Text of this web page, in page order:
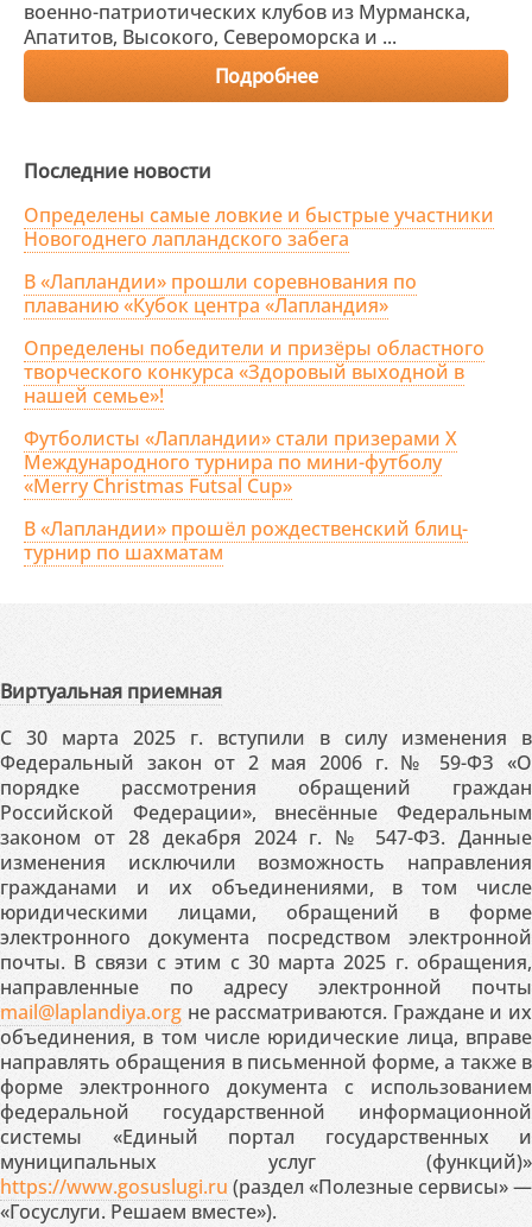
военно-патриотических клубов из Мурманска,
Апатитов, Высокого, Североморска и ...
Подробнее
Последние новости
Определены самые ловкие и быстрые участники
Новогоднего лапландского забега
В «Лапландии» прошли соревнования по
плаванию «Кубок центра «Лапландия»
Определены победители и призёры областного
творческого конкурса «Здоровый выходной в
нашей семье»!
Футболисты «Лапландии» стали призерами X
Международного турнира по мини-футболу
«Merry Christmas Futsal Cup»
В «Лапландии» прошёл рождественский блиц-
турнир по шахматам
Виртуальная приемная
С 30 марта 2025 г. вступили в силу изменения в
Федеральный закон от 2 мая 2006 г. № 59-ФЗ «О
порядке рассмотрения обращений граждан
Российской Федерации», внесённые Федеральным
законом от 28 декабря 2024 г. № 547-ФЗ. Данные
изменения исключили возможность направления
гражданами и их объединениями, в том числе
юридическими лицами, обращений в форме
электронного документа посредством электронной
почты. В связи с этим с 30 марта 2025 г. обращения,
направленные по адресу электронной почты
mail@laplandiya.org не рассматриваются. Граждане и их
объединения, в том числе юридические лица, вправе
направлять обращения в письменной форме, а также в
форме электронного документа с использованием
федеральной государственной информационной
системы «Единый портал государственных и
муниципальных услуг (функций)»
https://www.gosuslugi.ru (раздел «Полезные сервисы» —
«Госуслуги. Решаем вместе»).